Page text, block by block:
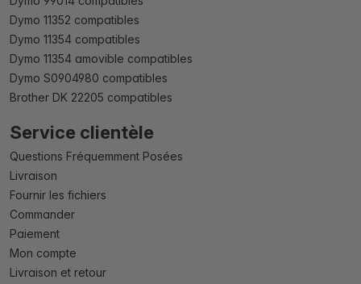
Dymo 11352 compatibles
Dymo 11354 compatibles
Dymo 11354 amovible compatibles
Dymo S0904980 compatibles
Brother DK 22205 compatibles
Service clientèle
Questions Fréquemment Posées
Livraison
Fournir les fichiers
Commander
Paiement
Mon compte
Livraison et retour